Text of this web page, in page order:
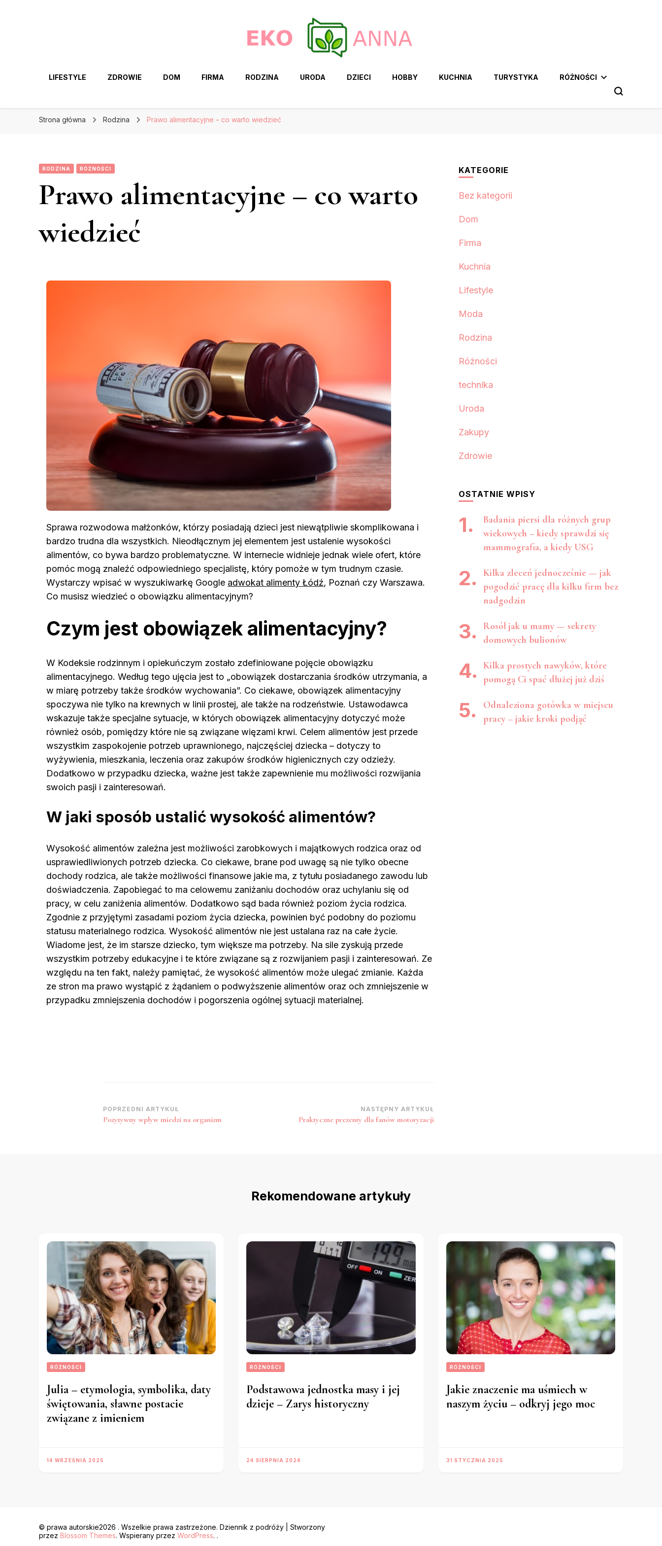
LIFESTYLE ZDROWIE DOM FIRMA RODZINA URODA DZIECI HOBBY KUCHNIA TURYSTYKA RÓŻNOŚCI
Strona główna Rodzina Prawo alimentacyjne – co warto wiedzieć
RODZINA RÓŻNOŚCI
Prawo alimentacyjne – co warto
wiedzieć
Sprawa rozwodowa małżonków, którzy posiadają dzieci jest niewątpliwie skomplikowana i
bardzo trudna dla wszystkich. Nieodłącznym jej elementem jest ustalenie wysokości
alimentów, co bywa bardzo problematyczne. W internecie widnieje jednak wiele ofert, które
pomóc mogą znaleźć odpowiedniego specjalistę, który pomoże w tym trudnym czasie.
Wystarczy wpisać w wyszukiwarkę Google adwokat alimenty Łódź, Poznań czy Warszawa.
Co musisz wiedzieć o obowiązku alimentacyjnym?
Czym jest obowiązek alimentacyjny?
W Kodeksie rodzinnym i opiekuńczym zostało zdefiniowane pojęcie obowiązku
alimentacyjnego. Według tego ujęcia jest to „obowiązek dostarczania środków utrzymania, a
w miarę potrzeby także środków wychowania”. Co ciekawe, obowiązek alimentacyjny
spoczywa nie tylko na krewnych w linii prostej, ale także na rodzeństwie. Ustawodawca
wskazuje także specjalne sytuacje, w których obowiązek alimentacyjny dotyczyć może
również osób, pomiędzy które nie są związane więzami krwi. Celem alimentów jest przede
wszystkim zaspokojenie potrzeb uprawnionego, najczęściej dziecka – dotyczy to
wyżywienia, mieszkania, leczenia oraz zakupów środków higienicznych czy odzieży.
Dodatkowo w przypadku dziecka, ważne jest także zapewnienie mu możliwości rozwijania
swoich pasji i zainteresowań.
W jaki sposób ustalić wysokość alimentów?
Wysokość alimentów zależna jest możliwości zarobkowych i majątkowych rodzica oraz od
usprawiedliwionych potrzeb dziecka. Co ciekawe, brane pod uwagę są nie tylko obecne
dochody rodzica, ale także możliwości finansowe jakie ma, z tytułu posiadanego zawodu lub
doświadczenia. Zapobiegać to ma celowemu zaniżaniu dochodów oraz uchylaniu się od
pracy, w celu zaniżenia alimentów. Dodatkowo sąd bada również poziom życia rodzica.
Zgodnie z przyjętymi zasadami poziom życia dziecka, powinien być podobny do poziomu
statusu materialnego rodzica. Wysokość alimentów nie jest ustalana raz na całe życie.
Wiadome jest, że im starsze dziecko, tym większe ma potrzeby. Na sile zyskują przede
wszystkim potrzeby edukacyjne i te które związane są z rozwijaniem pasji i zainteresowań. Ze
względu na ten fakt, należy pamiętać, że wysokość alimentów może ulegać zmianie. Każda
ze stron ma prawo wystąpić z żądaniem o podwyższenie alimentów oraz och zmniejszenie w
przypadku zmniejszenia dochodów i pogorszenia ogólnej sytuacji materialnej.
Nawigacja
wpisu
POPRZEDNI ARTYKUŁ
Pozytywny wpływ miedzi na organizm
NASTĘPNY ARTYKUŁ
Praktyczne prezenty dla fanów motoryzacji
KATEGORIE
Bez kategorii
Dom
Firma
Kuchnia
Lifestyle
Moda
Rodzina
Różności
technika
Uroda
Zakupy
Zdrowie
OSTATNIE WPISY
Badania piersi dla różnych grup
wiekowych – kiedy sprawdzi się
mammografia, a kiedy USG
Kilka zleceń jednocześnie — jak
pogodzić pracę dla kilku firm bez
nadgodzin
Rosół jak u mamy — sekrety
domowych bulionów
Kilka prostych nawyków, które
pomogą Ci spać dłużej już dziś
Odnaleziona gotówka w miejscu
pracy – jakie kroki podjąć
Rekomendowane artykuły
RÓŻNOŚCI
Julia – etymologia, symbolika, daty
świętowania, sławne postacie
związane z imieniem
14 WRZEŚNIA 2025
RÓŻNOŚCI
Podstawowa jednostka masy i jej
dzieje – Zarys historyczny
24 SIERPNIA 2024
RÓŻNOŚCI
Jakie znaczenie ma uśmiech w
naszym życiu – odkryj jego moc
31 STYCZNIA 2025
© prawa autorskie2026 . Wszelkie prawa zastrzeżone. Dziennik z podróży | Stworzony
przez Blossom Themes. Wspierany przez WordPress. .